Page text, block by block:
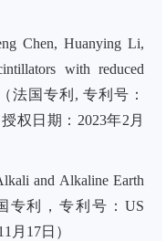
Chen, Huanying Li,
with reduced
法国专利, 专利号：
权日期：2023年2月
and Alkaline Earth
专利，专利号：US
月17日）